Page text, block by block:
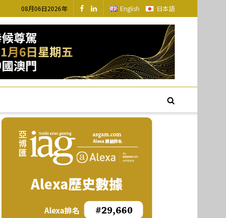
08月06日2026年 English 日本語